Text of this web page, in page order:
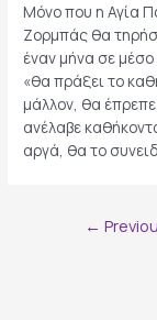
Μόνο που η Αγία
Ζορμπάς θα
έναν μήνα σε
«θα πράξει το
μάλλον, θα
ανέλαβε
αργά, θα το
←